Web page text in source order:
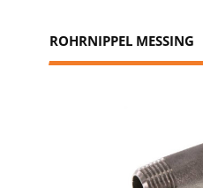
ROHRNIPPEL MESSING